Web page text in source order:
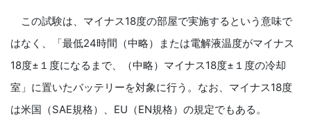
この試験は、マイナス18度の部屋で実施するという意味で
はなく、「最低24時間（中略）または電解液温度がマイナス
18度±１度になるまで、（中略）マイナス18度±１度の冷却
室」に置いたバッテリーを対象に行う。なお、マイナス18度
は米国（SAE規格）、EU（EN規格）の規定でもある。